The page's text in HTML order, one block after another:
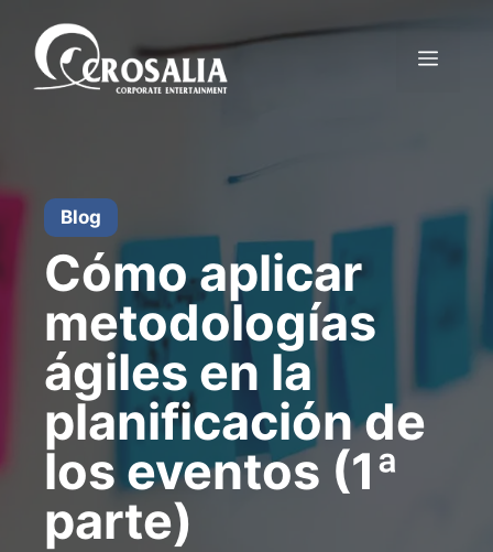
contenido
Menú
Blog
Cómo aplicar
metodologías
ágiles en la
planificación de
los eventos (1ª
parte)